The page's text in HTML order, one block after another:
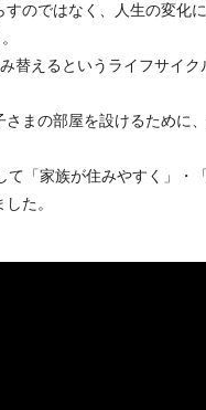
のではなく、人生の変化
替えるというライフサイク
まの部屋を設けるために
て「家族が住みやすく」・
た。